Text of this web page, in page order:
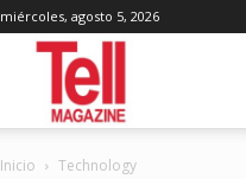
miércoles, agosto 5, 2026
Inicio Technology